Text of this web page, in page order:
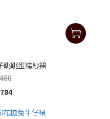
跳跳蛋糕紗裙